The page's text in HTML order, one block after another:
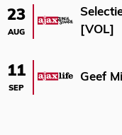
23
AUG
[VOL]
11
SEP
Geef